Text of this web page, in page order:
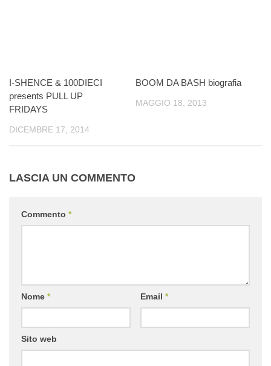
I-SHENCE & 100DIECI
presents PULL UP
FRIDAYS
DICEMBRE 17, 2014
BOOM DA BASH biografia
MAGGIO 18, 2013
LASCIA UN COMMENTO
Commento *
Nome * Email *
Sito web